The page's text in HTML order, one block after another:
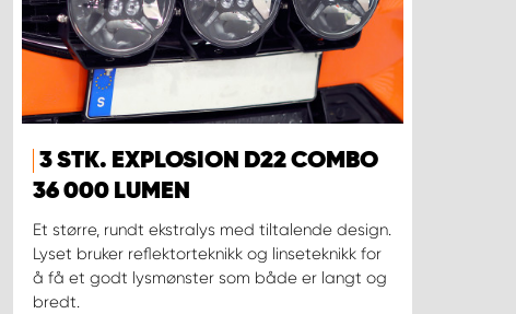
3 STK. EXPLOSION D22 COMBO
36 000 LUMEN
Et større, rundt ekstralys med tiltalende design.
Lyset bruker reflektorteknikk og linseteknikk for
å få et godt lysmønster som både er langt og
bredt.